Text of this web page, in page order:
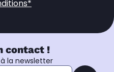
contact !
la newsletter